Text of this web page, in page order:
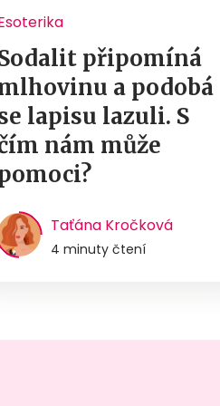
připomíná
a podobá
lapisu lazuli. S
nám může
Taťána Kročková
4 minuty čtení